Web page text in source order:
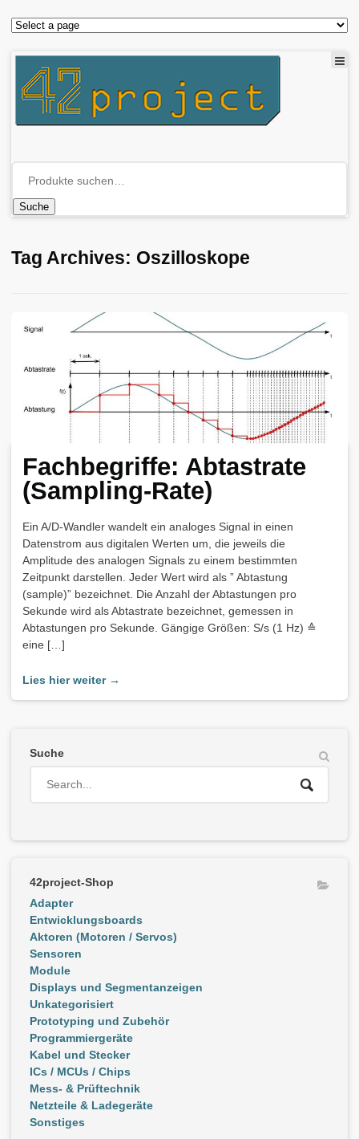
Suche
Tag Archives: Oszilloskope
Fachbegriffe: Abtastrate
(Sampling-Rate)
Ein A/D-Wandler wandelt ein analoges Signal in einen
Datenstrom aus digitalen Werten um, die jeweils die
Amplitude des analogen Signals zu einem bestimmten
Zeitpunkt darstellen. Jeder Wert wird als ” Abtastung
(sample)” bezeichnet. Die Anzahl der Abtastungen pro
Sekunde wird als Abtastrate bezeichnet, gemessen in
Abtastungen pro Sekunde. Gängige Größen: S/s (1 Hz) ≙
eine […]
Lies hier weiter →
Suche
42project-Shop
Adapter
Entwicklungsboards
Aktoren (Motoren / Servos)
Sensoren
Module
Displays und Segmentanzeigen
Unkategorisiert
Prototyping und Zubehör
Programmiergeräte
Kabel und Stecker
ICs / MCUs / Chips
Mess- & Prüftechnik
Netzteile & Ladegeräte
Sonstiges